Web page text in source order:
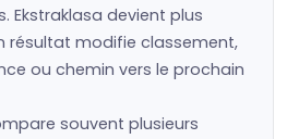
Ekstraklasa devient plus
résultat modifie classement,
ou chemin vers le prochain
souvent plusieurs